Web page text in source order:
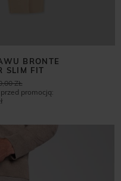
BRONTE
SLIM FIT
ZŁ
promocją: